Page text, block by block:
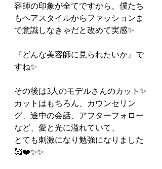
容師の印象が全てですから、僕たち
もヘアスタイルからファッションま
で意識しなきゃだと改めて実感✨
『どんな美容師に見られたいか』で
すね✨
その後は3人のモデルさんのカット✨
カットはもちろん、カウンセリン
グ、途中の会話、アフターフォロー
など、愛と光に溢れていて、
とても刺激になり勉強になりました
🥰❤️✨✨